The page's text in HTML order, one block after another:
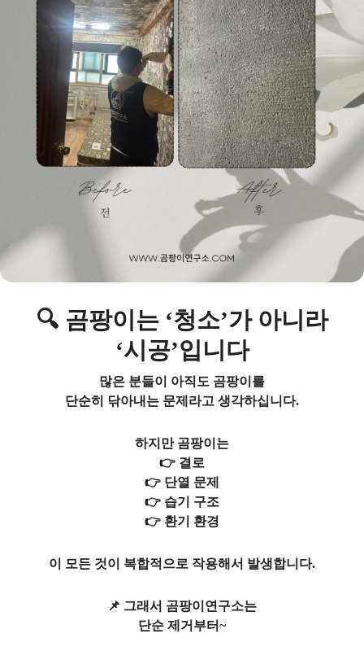
🔍 곰팡이는 ‘청소’가 아니라
‘시공’입니다
많은 분들이 아직도 곰팡이를
단순히 닦아내는 문제라고 생각하십니다.
하지만 곰팡이는
👉 결로
👉 단열 문제
👉 습기 구조
👉 환기 환경
이 모든 것이 복합적으로 작용해서 발생합니다.
📌 그래서 곰팡이연구소는
단순 제거부터~